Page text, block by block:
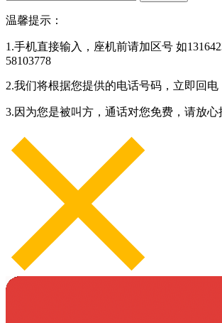
温馨提示：
1.手机直接输入，座机前请加区号 如
58103778
2.我们将根据您提供的电话号码，立即回
3.因为您是被叫方，通话对您免费，请放心